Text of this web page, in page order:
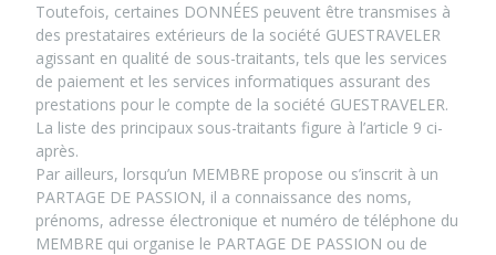
Toutefois, certaines DONNÉES peuvent être transmises à
des prestataires extérieurs de la société GUESTRAVELER
agissant en qualité de sous-traitants, tels que les services
de paiement et les services informatiques assurant des
prestations pour le compte de la société GUESTRAVELER.
La liste des principaux sous-traitants figure à l’article 9 ci-
après.
Par ailleurs, lorsqu’un MEMBRE propose ou s’inscrit à un
PARTAGE DE PASSION, il a connaissance des noms,
prénoms, adresse électronique et numéro de téléphone du
MEMBRE qui organise le PARTAGE DE PASSION ou de